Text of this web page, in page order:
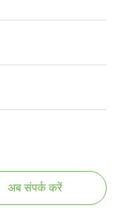
अब संपर्क करें